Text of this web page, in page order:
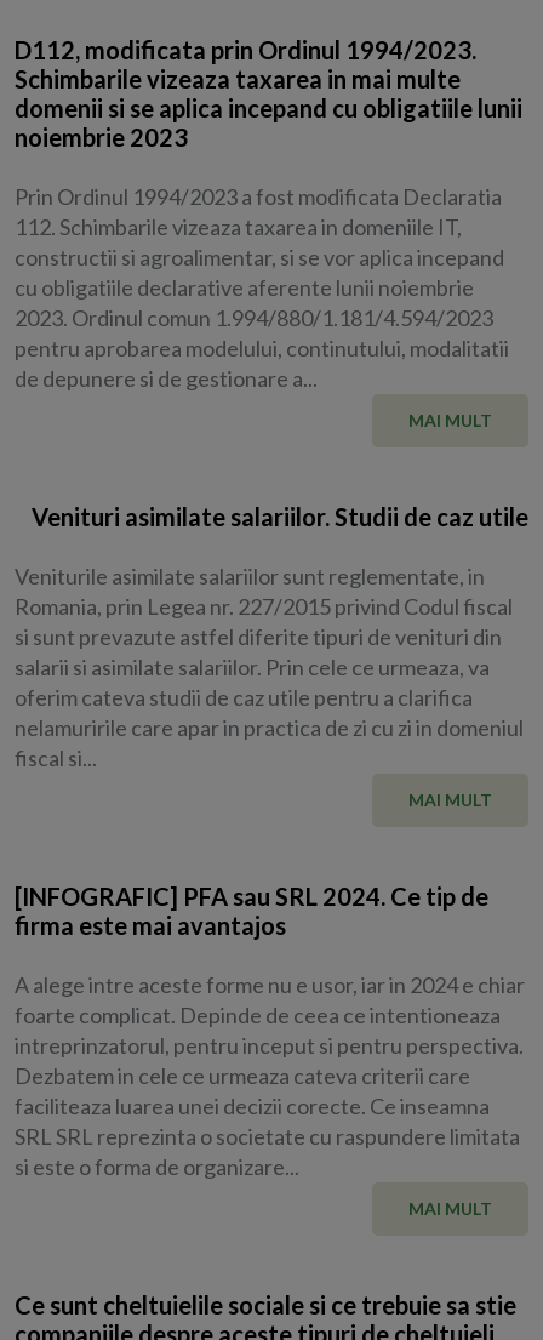
D112, modificata prin Ordinul 1994/2023.
Schimbarile vizeaza taxarea in mai multe
domenii si se aplica incepand cu obligatiile lunii
noiembrie 2023
Prin Ordinul 1994/2023 a fost modificata Declaratia
112. Schimbarile vizeaza taxarea in domeniile IT,
constructii si agroalimentar, si se vor aplica incepand
cu obligatiile declarative aferente lunii noiembrie
2023. Ordinul comun 1.994/880/1.181/4.594/2023
pentru aprobarea modelului, continutului, modalitatii
de depunere si de gestionare a...
MAI MULT
Venituri asimilate salariilor. Studii de caz utile
Veniturile asimilate salariilor sunt reglementate, in
Romania, prin Legea nr. 227/2015 privind Codul fiscal
si sunt prevazute astfel diferite tipuri de venituri din
salarii si asimilate salariilor. Prin cele ce urmeaza, va
oferim cateva studii de caz utile pentru a clarifica
nelamuririle care apar in practica de zi cu zi in domeniul
fiscal si...
MAI MULT
[INFOGRAFIC] PFA sau SRL 2024. Ce tip de
firma este mai avantajos
A alege intre aceste forme nu e usor, iar in 2024 e chiar
foarte complicat. Depinde de ceea ce intentioneaza
intreprinzatorul, pentru inceput si pentru perspectiva.
Dezbatem in cele ce urmeaza cateva criterii care
faciliteaza luarea unei decizii corecte. Ce inseamna
SRL SRL reprezinta o societate cu raspundere limitata
si este o forma de organizare...
MAI MULT
Ce sunt cheltuielile sociale si ce trebuie sa stie
companiile despre aceste tipuri de cheltuieli